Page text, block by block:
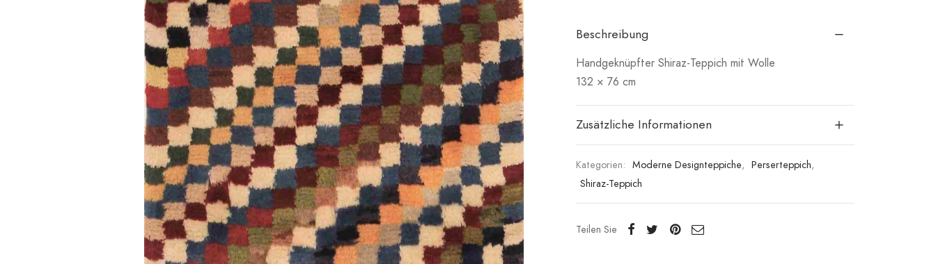
Beschreibung
Handgeknüpfter Shiraz-Teppich mit Wolle
132 × 76 cm
Zusätzliche Informationen
Kategorien: Moderne Designteppiche, Perserteppich,
Shiraz-Teppich
Teilen Sie